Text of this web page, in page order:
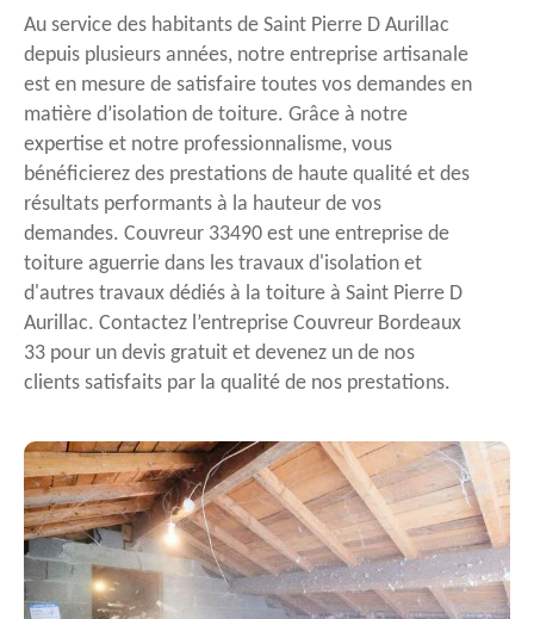
Au service des habitants de Saint Pierre D Aurillac
depuis plusieurs années, notre entreprise artisanale
est en mesure de satisfaire toutes vos demandes en
matière d’isolation de toiture. Grâce à notre
expertise et notre professionnalisme, vous
bénéficierez des prestations de haute qualité et des
résultats performants à la hauteur de vos
demandes. Couvreur 33490 est une entreprise de
toiture aguerrie dans les travaux d'isolation et
d'autres travaux dédiés à la toiture à Saint Pierre D
Aurillac. Contactez l’entreprise Couvreur Bordeaux
33 pour un devis gratuit et devenez un de nos
clients satisfaits par la qualité de nos prestations.